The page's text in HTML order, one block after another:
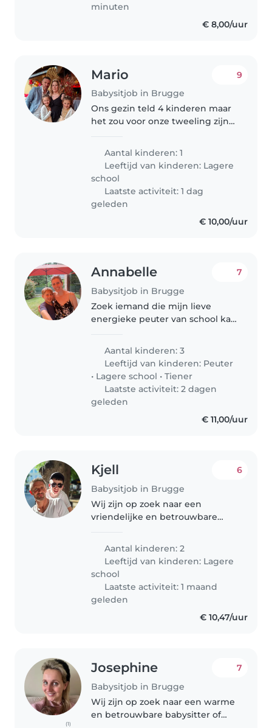
minuten
€ 8,00/uur
Mario
Babysitjob in Brugge
9
Ons gezin teld 4 kinderen maar
het zou voor onze tweeling zijn
dames ze zijn lief en zeer sociaal
ze hebben graag 100% de
aandacht we hebben ook nog..
Aantal kinderen: 1
Leeftijd van kinderen: Lagere
school
Laatste activiteit: 1 dag
geleden
€ 10,00/uur
Annabelle
Babysitjob in Brugge
7
Zoek iemand die mijn lieve
energieke peuter van school kan
heeft voor kindjes
Aantal kinderen: 3
Leeftijd van kinderen: Peuter
• Lagere school •Tiener
Laatste activiteit: 2 dagen
geleden
€ 11,00/uur
Kjell
Babysitjob in Brugge
6
Wij zijn op zoek naar een
vriendelijke en betrouwbare
speelse en sportieve kinderen.
Ze zijn van basissch
Aantal kinderen: 2
Leeftijd van kinderen: Lagere
school
Laatste activiteit: 1 maand
geleden
€ 10,47/uur
(1)
Josephine
Babysitjob in Brugge
7
Wij zijn op zoek naar een warme
en betrouwbare babysitter of